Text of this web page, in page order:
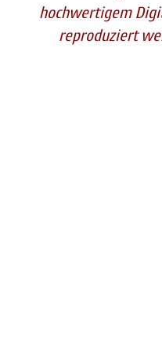
hochwertigem
reproduziert